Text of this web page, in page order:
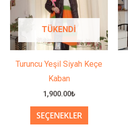
TÜKENDI
Turuncu Yeşil Siyah Keçe
Kaban
1,900.00₺
SEÇENEKLER
varyasyonu
Seçenekler
ürün